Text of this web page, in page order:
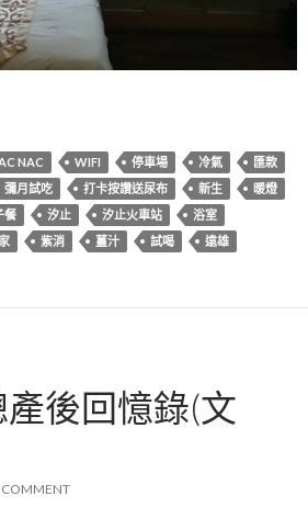
止。新生產後護理之家
NAC WIFI 停車場 冷氣
匯款
彌月試吃 打卡按讚送尿布 新生
暖燈
餐 汐止 汐止火車站
浴室
紫消 薑汁 試喝 遠雄
後回憶錄(文
COMMENT